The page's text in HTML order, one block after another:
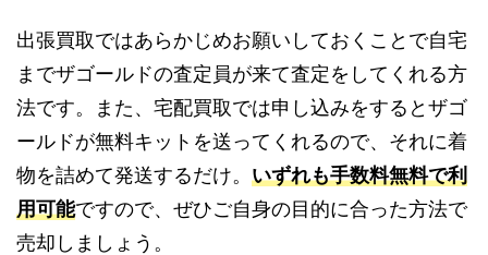
出張買取ではあらかじめお願いしておくことで自宅
までザゴールドの査定員が来て査定をしてくれる方
法です。また、宅配買取では申し込みをするとザゴ
ールドが無料キットを送ってくれるので、それに着
物を詰めて発送するだけ。 いずれも手数料無料で利
用可能ですので、ぜひご自身の目的に合った方法で
売却しましょう。